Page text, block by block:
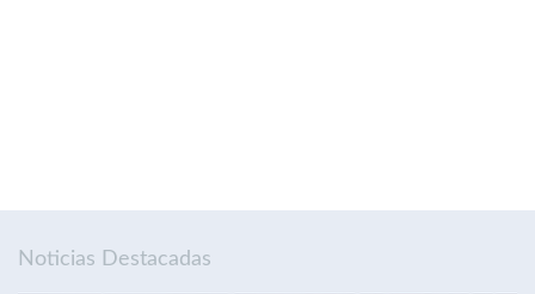
Noticias Destacadas